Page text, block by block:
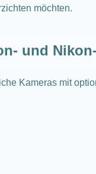
möchten.
und
Kameras mit